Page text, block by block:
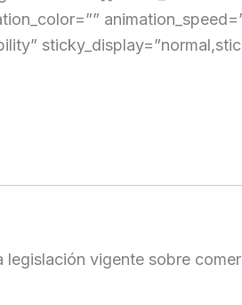
vigente sobre